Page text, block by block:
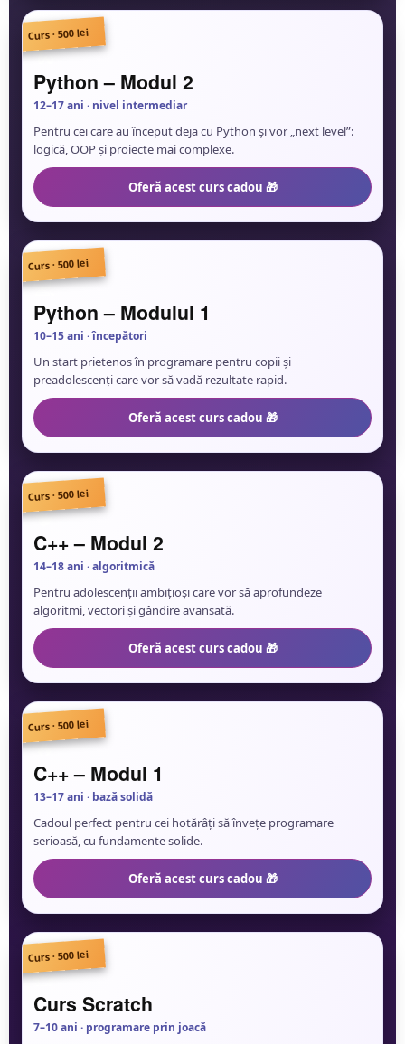
Curs · 500 lei
🐍
Python – Modul 2
12–17 ani · nivel intermediar
Pentru cei care au început deja cu Python și vor „next level”:
logică, OOP și proiecte mai complexe.
Oferă acest curs cadou 🎁
Curs · 500 lei
💻
Python – Modulul 1
10–15 ani · începători
Un start prietenos în programare pentru copii și
preadolescenți care vor să vadă rezultate rapid.
Oferă acest curs cadou 🎁
Curs · 500 lei
🧠
C++ – Modul 2
14–18 ani · algoritmică
Pentru adolescenții ambițioși care vor să aprofundeze
algoritmi, vectori și gândire avansată.
Oferă acest curs cadou 🎁
Curs · 500 lei
🔥
C++ – Modul 1
13–17 ani · bază solidă
Cadoul perfect pentru cei hotărâți să învețe programare
serioasă, cu fundamente solide.
Oferă acest curs cadou 🎁
Curs · 500 lei
🧸
Curs Scratch
7–10 ani · programare prin joacă